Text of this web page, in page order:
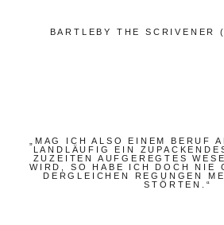
Schreiben &
Zeitgeist
BARTLEBY THE SCRIVENER
„MAG ICH ALSO EINEM BERUF
LANDLÄUFIG EIN
ZUZEITEN AUFGEREGTES
WIRD, SO HABE ICH DOCH NIE
DERGLEICHEN REGUNGEN
STÖRTEN.“